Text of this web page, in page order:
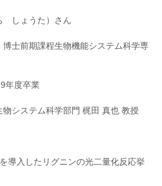
しょうた）さん
士前期課程生物機能システム科学専
年度卒業
システム科学部門 梶田 真也 教授
導入したリグニンの光二量化反応挙